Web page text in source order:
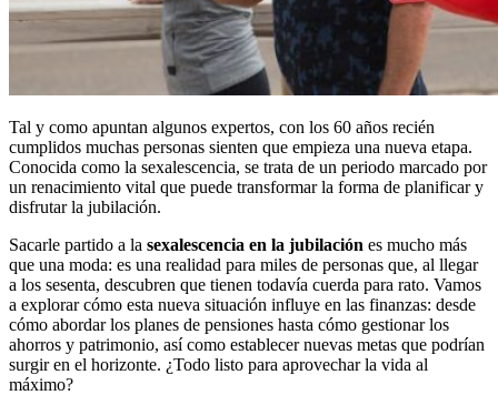
Tal y como apuntan algunos expertos, con los 60 años recién
cumplidos muchas personas sienten que empieza una nueva etapa.
Conocida como la sexalescencia, se trata de un periodo marcado por
un renacimiento vital que puede transformar la forma de planificar y
disfrutar la jubilación.
Sacarle partido a la sexalescencia en la jubilación es mucho más
que una moda: es una realidad para miles de personas que, al llegar
a los sesenta, descubren que tienen todavía cuerda para rato. Vamos
a explorar cómo esta nueva situación influye en las finanzas: desde
cómo abordar los planes de pensiones hasta cómo gestionar los
ahorros y patrimonio, así como establecer nuevas metas que podrían
surgir en el horizonte. ¿Todo listo para aprovechar la vida al
máximo?